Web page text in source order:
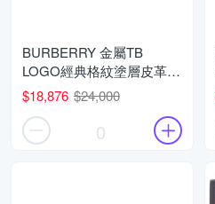
BURBERRY 金屬TB
LOGO經典格紋塗層皮革皮
帶(樺木棕)
$18,876 $24,000
0